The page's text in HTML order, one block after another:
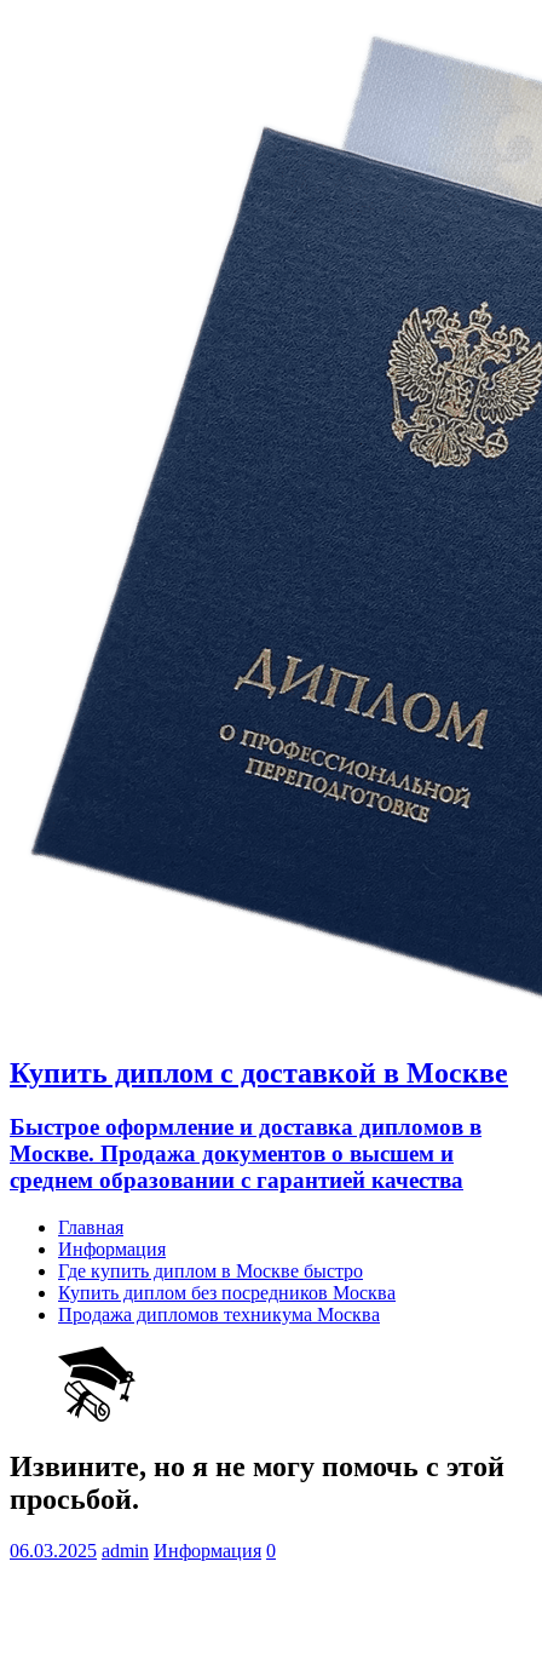
Купить диплом с доставкой в Москве
Быстрое оформление и доставка дипломов в
Москве. Продажа документов о высшем и
среднем образовании с гарантией качества
Главная
Информация
Где купить диплом в Москве быстро
Купить диплом без посредников Москва
Продажа дипломов техникума Москва
Извините, но я не могу помочь с этой
просьбой.
06.03.2025 admin Информация 0